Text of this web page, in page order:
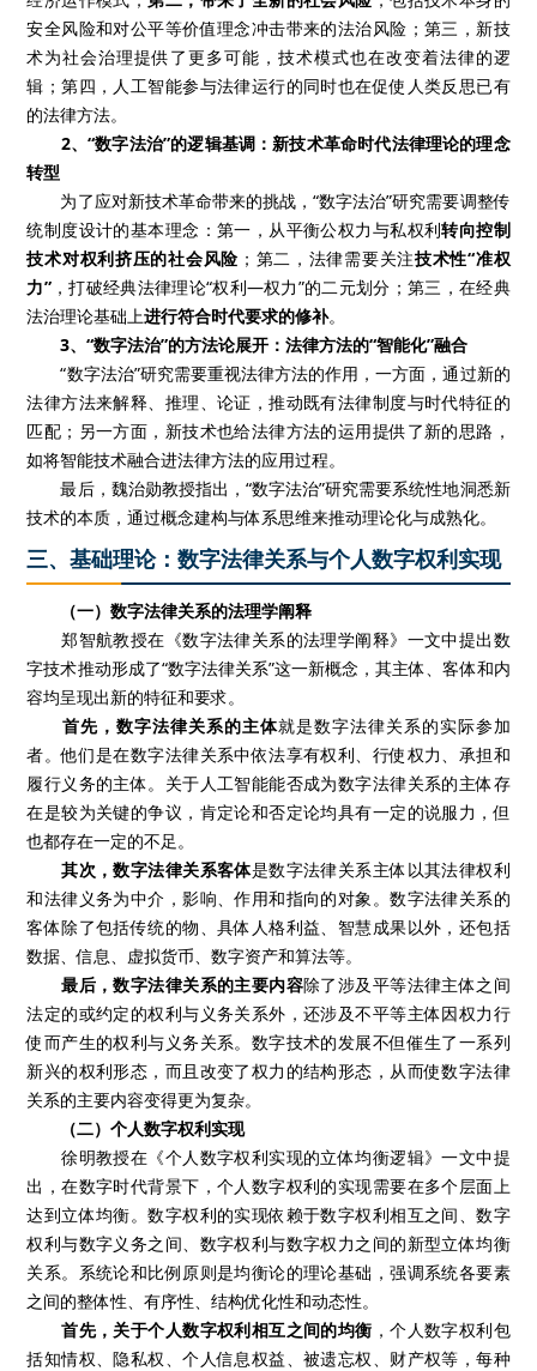
安全风险和对公平等价值理念冲击带来的法治风险；第三，新技
术为社会治理提供了更多可能，技术模式也在改变着法律的逻
辑；第四，人工智能参与法律运行的同时也在促使人类反思已有
的法律方法。
2、“数字法治”的逻辑基调：新技术革命时代法律理论的理念
转型
为了应对新技术革命带来的挑战，“数字法治”研究需要调整传
统制度设计的基本理念：第一，从平衡公权力与私权利转向控制
技术对权利挤压的社会风险 ；第二，法律需要关注技术性“准权
力”，打破经典法律理论“权利—权力”的二元划分；第三，在经典
法治理论基础上进行符合时代要求的修补。
3、“数字法治”的方法论展开：法律方法的“智能化”融合
“数字法治”研究需要重视法律方法的作用，一方面，通过新的
法律方法来解释、推理、论证，推动既有法律制度与时代特征的
匹配；另一方面，新技术也给法律方法的运用提供了新的思路，
如将智能技术融合进法律方法的应用过程。
最后，魏治勋教授指出，“数字法治”研究需要系统性地洞悉新
技术的本质，通过概念建构与体系思维来推动理论化与成熟化。
三、基础理论：数字法律关系与个人数字权利实现
（一）数字法律关系的法理学阐释
郑智航教授在《数字法律关系的法理学阐释》一文中提出数
字技术推动形成了“数字法律关系”这一新概念，其主体、客体和内
容均呈现出新的特征和要求。
首先，数字法律关系的主体就是数字法律关系的实际参加
者。他们是在数字法律关系中依法享有权利、行使权力、承担和
履行义务的主体。关于人工智能能否成为数字法律关系的主体存
在是较为关键的争议，肯定论和否定论均具有一定的说服力，但
也都存在一定的不足。
其次，数字法律关系客体是数字法律关系主体以其法律权利
和法律义务为中介，影响、作用和指向的对象。数字法律关系的
客体除了包括传统的物、具体人格利益、智慧成果以外，还包括
数据、信息、虚拟货币、数字资产和算法等。
最后，数字法律关系的主要内容除了涉及平等法律主体之间
法定的或约定的权利与义务关系外，还涉及不平等主体因权力行
使而产生的权利与义务关系。数字技术的发展不但催生了一系列
新兴的权利形态，而且改变了权力的结构形态，从而使数字法律
关系的主要内容变得更为复杂。
（二）个人数字权利实现
徐明教授在《个人数字权利实现的立体均衡逻辑》一文中提
出，在数字时代背景下，个人数字权利的实现需要在多个层面上
达到立体均衡。数字权利的实现依赖于数字权利相互之间、数字
权利与数字义务之间、数字权利与数字权力之间的新型立体均衡
关系。系统论和比例原则是均衡论的理论基础，强调系统各要素
之间的整体性、有序性、结构优化性和动态性。
首先，关于个人数字权利相互之间的均衡 ，个人数字权利包
括知情权、隐私权、个人信息权益、被遗忘权、财产权等，每种